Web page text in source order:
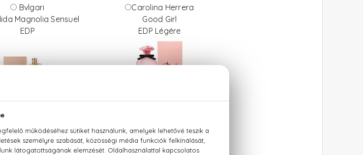
Bvlgari
Magnolia Sensuel
EDP
Carolina Herrera
Good Girl
EDP Légére
Chloé
EDP
Dolce&Gabbana
EDP